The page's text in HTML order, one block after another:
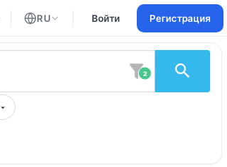
RU
Английский
Войти Регистрация
2